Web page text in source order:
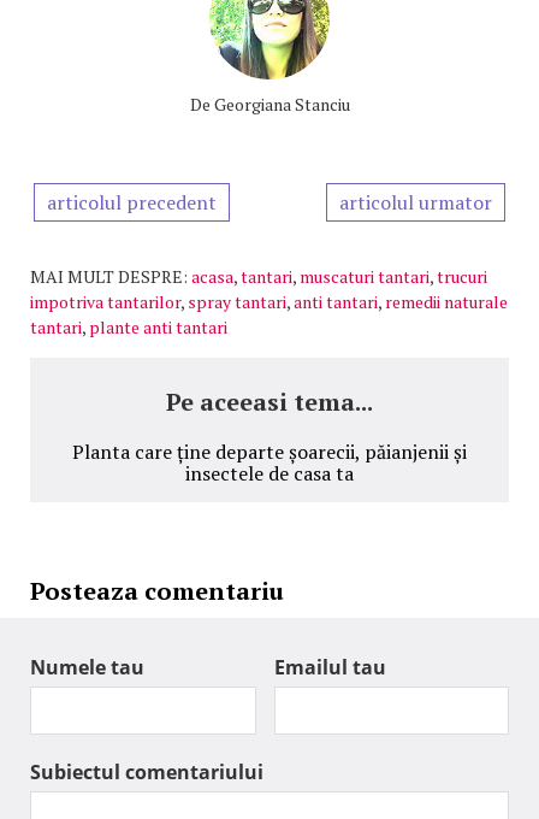
De Georgiana Stanciu
articolul precedent articolul urmator
MAI MULT DESPRE: acasa,tantari, muscaturi tantari,trucuri
impotriva tantarilor, spray tantari,anti tantari, remedii naturale
tantari, plante anti tantari
Pe aceeasi tema...
Planta care ține departe șoarecii, păianjenii și
insectele de casa ta
Posteaza comentariu
Numele tau Emailul tau
Subiectul comentariului